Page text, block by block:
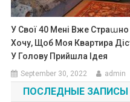
У Свої 40 Мені Вже
Хочу, Щоб Моя Квартира
У Голову Прийшла Ідея
September 30, 2022 admin
ПОСЛЕДНЫЕ ЗАПИСЫ